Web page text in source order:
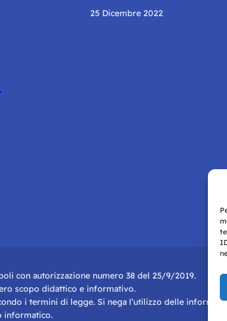
25 Dicembre 2022
con autorizzazione numero 38 del 25/9/2019.
scopo didattico e informativo.
i termini di legge. Si nega l’utilizzo delle
informatico.